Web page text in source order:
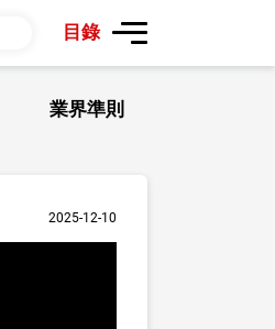
目錄
業界準則
2025-12-10